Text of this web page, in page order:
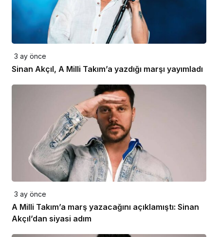
3 ay önce
Sinan Akçıl, A Milli Takım’a yazdığı marşı yayımladı
3 ay önce
A Milli Takım’a marş yazacağını açıklamıştı: Sinan
Akçıl’dan siyasi adım